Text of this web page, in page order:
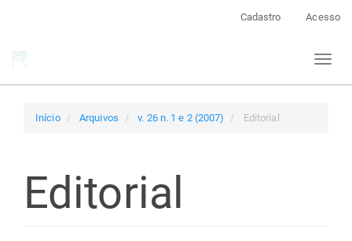
Cadastro Acesso
Toggle
Início Arquivos v. 26 n. 1 e 2 (2007) Editorial
Editorial